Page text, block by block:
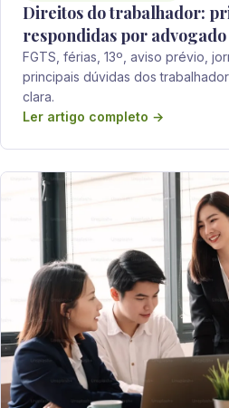
Direitos do trabalhador:
respondidas por
FGTS, férias, 13º, aviso prévio,
principais dúvidas dos
clara.
Ler artigo completo →